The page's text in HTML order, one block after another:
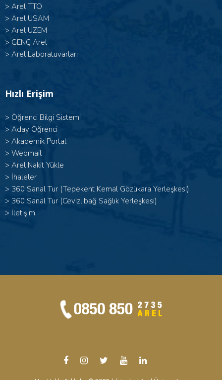
> Arel TTO
> Arel USAM
> Arel UZEM
> GENÇ Arel
> Arel Laboratuvarları
Hızlı Erişim
> Öğrenci Bilgi Sistemi
> Aday Öğrenci
> Akademik Portal
> Webmail
> Arel Nakit Yükle
> İhaleler
> 360 Sanal Tur (Tepekent Kemal Gözükara Yerleşkesi)
> 360 Sanal Tur (Cevizlibağ Sağlık Yerleşkesi)
> İletişim